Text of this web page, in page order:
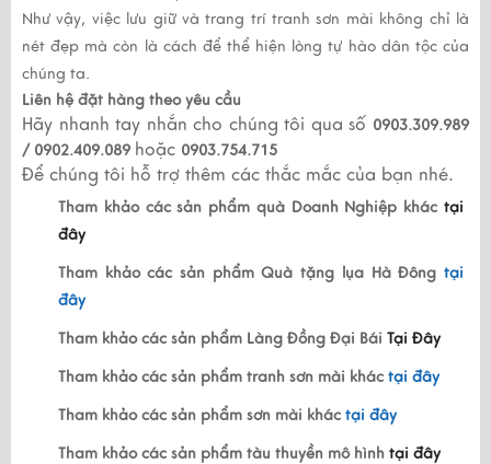
Như vậy, việc lưu giữ và trang trítranh sơn mài không chỉ là
nét đẹp mà còn là cách để thể hiện lòng tự hào dân tộc của
chúng ta.
Liên hệ đặt hàng theo yêu cầu
Hãy nhanh tay nhắn cho chúng tôi qua số 0903.309.989
/ 0902.409.089 hoặc 0903.754.715
Để chúng tôi hỗ trợ thêm các thắc mắc của bạn nhé.
Tham khảo các sản phẩm quà Doanh Nghiệp khác tại
đây
Tham khảo các sản phẩm Quà tặng lụa Hà Đông tại
đây
Tham khảo các sản phẩm Làng Đồng Đại Bái Tại Đây
Tham khảo các sản phẩm tranh sơn mài khác tại đây
Tham khảo các sản phẩm sơn mài khác tại đây
Tham khảo các sản phẩm tàu thuyền mô hình tại đây